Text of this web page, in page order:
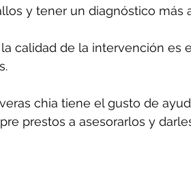
y tener un diagnóstico más
calidad de la intervención es
chia tiene el gusto de
prestos a asesorarlos y